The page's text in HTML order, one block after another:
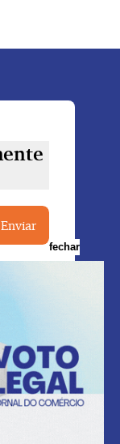
Enviar
fechar